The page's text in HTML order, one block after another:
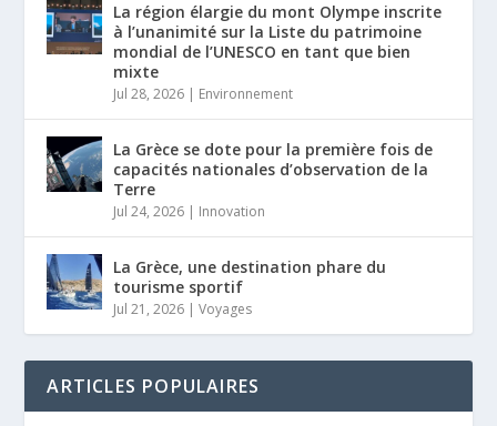
La région élargie du mont Olympe inscrite
à l’unanimité sur la Liste du patrimoine
mondial de l’UNESCO en tant que bien
mixte
Jul 28, 2026 | Environnement
La Grèce se dote pour la première fois de
capacités nationales d’observation de la
Terre
Jul 24, 2026 | Innovation
La Grèce, une destination phare du
tourisme sportif
Jul 21, 2026 |Voyages
ARTICLES POPULAIRES